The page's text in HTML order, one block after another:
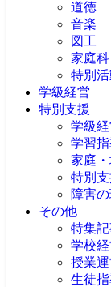
道徳
音楽
図工
家庭科
特別
学級経営
特別支援
学級
学習
家庭
特別
障害
その他
特集
学校
授業
生徒